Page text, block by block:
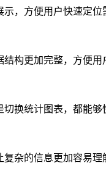
，方便用户快速定位
构更加完整，方便用
换统计图表，都能够
杂的信息更加容易理